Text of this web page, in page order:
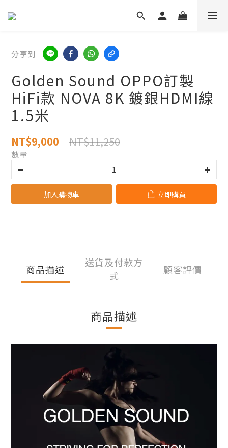
分享到
Golden Sound OPPO訂製
HiFi款 NOVA 8K 鍍銀HDMI線
1.5米
NT$9,000 NT$11,250
數量
加入購物車 立即購買
商品描述
送貨及付款方
式
顧客評價
商品描述